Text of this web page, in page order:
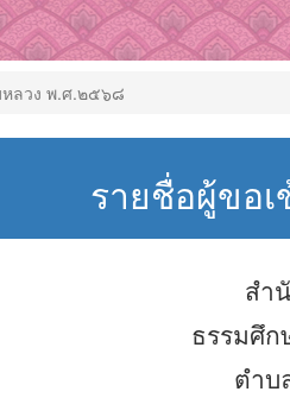
ลวง พ.ศ.๒๕๖๘
รายชื่อผู้ขอ
สำ
ธรรมศึก
ตำบ